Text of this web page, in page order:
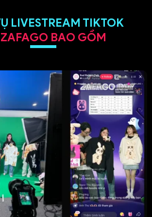
LIVESTREAM TIKTOK
BAO GỒM